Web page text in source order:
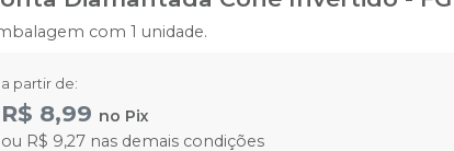
com 1 unidade.
a partir de:
R$ 8,99 no Pix
ou R$ 9,27 nas demais condições